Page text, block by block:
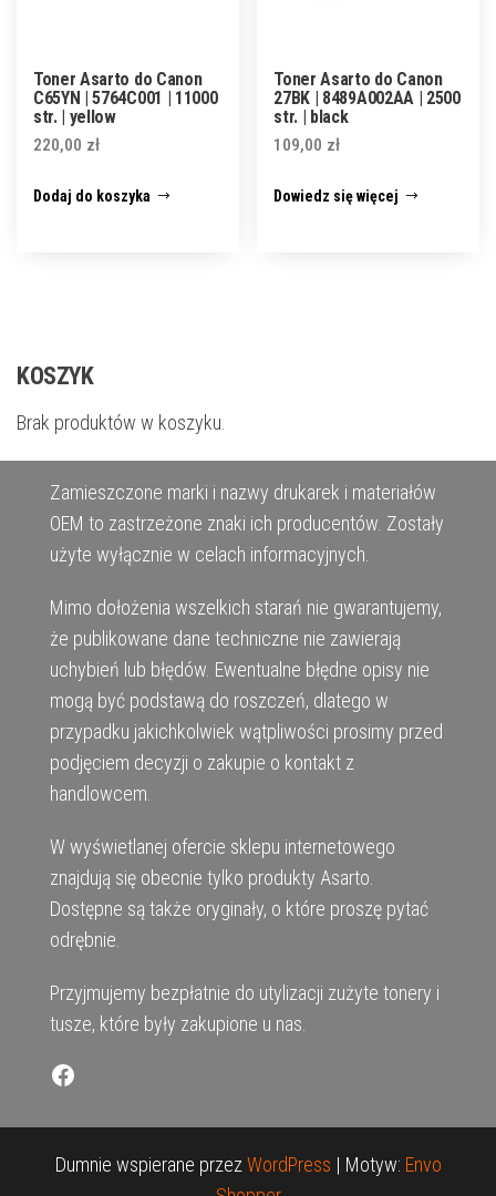
Toner Asarto do Canon
C65YN | 5764C001 | 11000
str. | yellow
220,00 zł
Dodaj do koszyka
Toner Asarto do Canon
27BK | 8489A002AA | 2500
str. | black
109,00 zł
Dowiedz się więcej
KOSZYK
Brak produktów w koszyku.
Zamieszczone marki i nazwy drukarek i materiałów
OEM to zastrzeżone znaki ich producentów. Zostały
użyte wyłącznie w celach informacyjnych.
Mimo dołożenia wszelkich starań nie gwarantujemy,
że publikowane dane techniczne nie zawierają
uchybień lub błędów. Ewentualne błędne opisy nie
mogą być podstawą do roszczeń, dlatego w
przypadku jakichkolwiek wątpliwości prosimy przed
podjęciem decyzji o zakupie o kontakt z
handlowcem.
W wyświetlanej ofercie sklepu internetowego
znajdują się obecnie tylko produkty Asarto.
Dostępne są także oryginały, o które proszę pytać
odrębnie.
Przyjmujemy bezpłatnie do utylizacji zużyte tonery i
tusze, które były zakupione u nas.
Facebook
Dumnie wspierane przez WordPress | Motyw: Envo